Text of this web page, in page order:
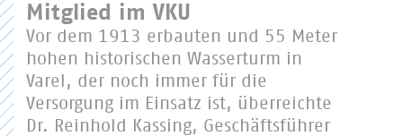
Mitglied im VKU
Vor dem 1913 erbauten und 55 Meter
hohen historischen Wasserturm in
Varel, der noch immer für die
Versorgung im Einsatz ist, überreichte
Dr. Reinhold Kassing, Geschäftsführer